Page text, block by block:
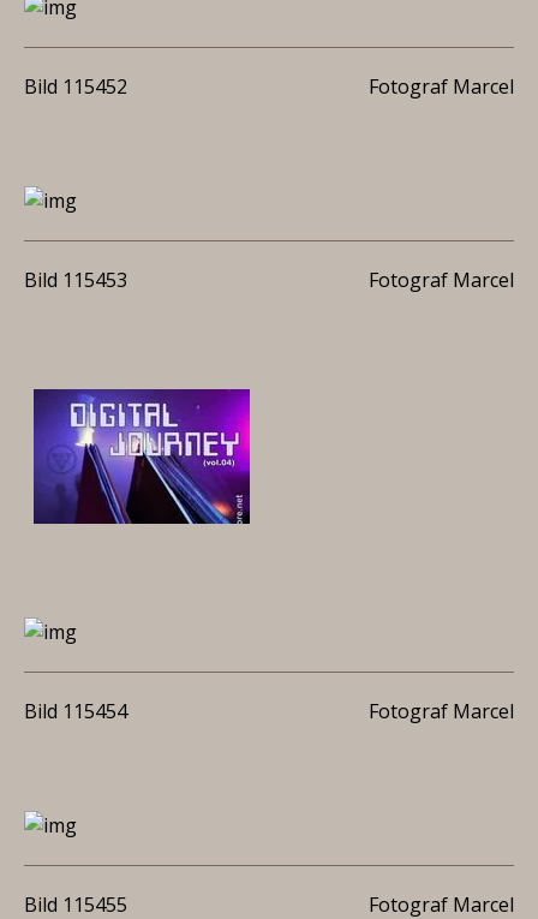
Bild 115452 Fotograf Marcel
Bild 115453 Fotograf Marcel
Bild 115454 Fotograf Marcel
Bild 115455 Fotograf Marcel